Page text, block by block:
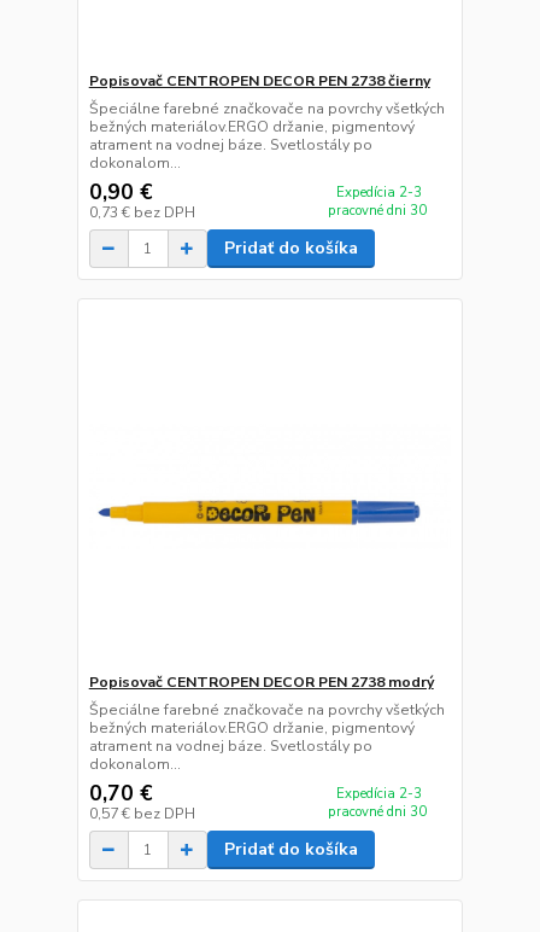
Popisovač CENTROPEN DECOR PEN 2738 čierny
Špeciálne farebné značkovače na povrchy všetkých
bežných materiálov.ERGO držanie, pigmentový
atrament na vodnej báze. Svetlostály po
dokonalom...
0,90 €
0,73 € bez DPH
Expedícia 2-3
pracovné dni 30
Pridať do košíka
Popisovač CENTROPEN DECOR PEN 2738 modrý
Špeciálne farebné značkovače na povrchy všetkých
bežných materiálov.ERGO držanie, pigmentový
atrament na vodnej báze. Svetlostály po
dokonalom...
0,70 €
0,57 € bez DPH
Expedícia 2-3
pracovné dni 30
Pridať do košíka